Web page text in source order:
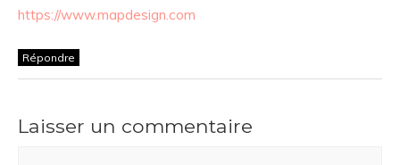
https://www.mapdesign.com
Répondre
Laisser un commentaire